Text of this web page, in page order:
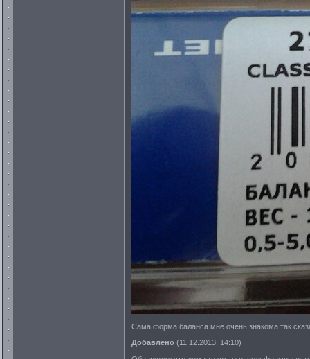
Сама форма баланса мне очень знакома так
Добавлено (11.12.2013, 14:10)
---------------------------------------------